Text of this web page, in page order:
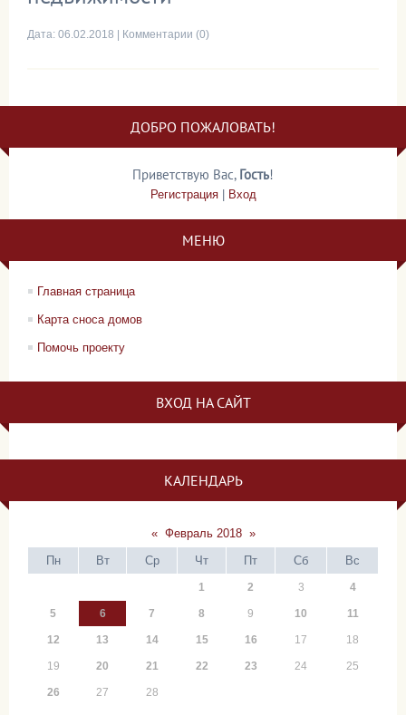
Дата: 06.02.2018 Комментарии (0)
ДОБРО ПОЖАЛОВАТЬ!
Приветствую Вас, Гость!
Регистрация| Вход
МЕНЮ
Главная страница
Карта сноса домов
Помочь проекту
ВХОД НА САЙТ
КАЛЕНДАРЬ
« Февраль 2018 »
Пн
Вт Ср Чт Пт Сб Вс
1 2 3 4
5 6 7 8 9 10 11
12 13 14 15 16 17 18
19 20 21 22 23 24 25
26 27 28